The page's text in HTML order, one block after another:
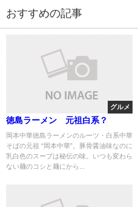
おすすめの記事
グルメ
徳島ラーメン 元祖白系？
岡本中華徳島ラーメンのルーツ・白系中華
そばの元祖 “岡本中華”。豚骨醤油味なのに
乳白色のスープは秘伝の味。いつも変わら
ない麺のコシと麺にから...